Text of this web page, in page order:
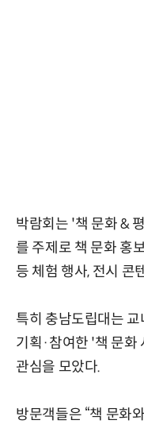
박람회는 '책 문화 &
를 주제로 책 문화 홍
등 체험 행사, 전시 콘
특히 충남도립대는
기획·참여한 '책 문화
관심을 모았다.
방문객들은 “책 문화